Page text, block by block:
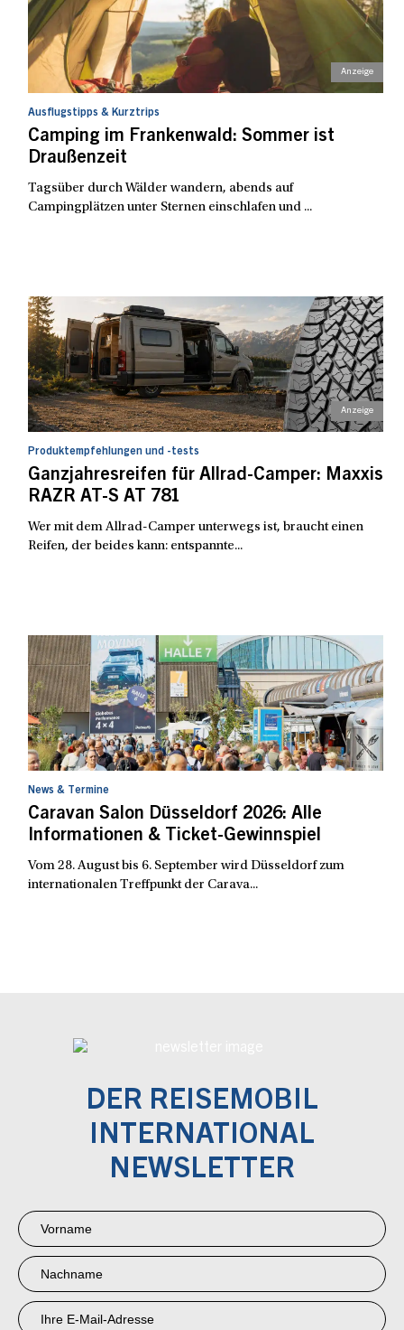
Ausflugstipps & Kurztrips
Camping im Frankenwald: Sommer ist
Draußenzeit
Tagsüber durch Wälder wandern, abends auf
Campingplätzen unter Sternen einschlafen und ...
Produktempfehlungen und -tests
Ganzjahresreifen für Allrad-Camper: Maxxis
RAZR AT-S AT 781
Wer mit dem Allrad-Camper unterwegs ist, braucht einen
Reifen, der beides kann: entspannte...
News & Termine
Caravan Salon Düsseldorf 2026: Alle
Informationen & Ticket-Gewinnspiel
Vom 28. August bis 6. September wird Düsseldorf zum
internationalen Treffpunkt der Carava...
DER REISEMOBIL
INTERNATIONAL
NEWSLETTER
Newsletter
Anmeldung
RMI